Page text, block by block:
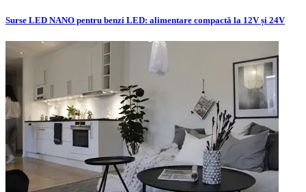
Surse LED NANO pentru benzi LED: alimentare compactă la 12V și 24V